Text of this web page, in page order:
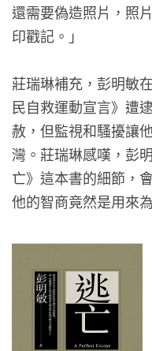
還需要偽造照片，照
印戳記。」
莊瑞琳補充，彭明敏
民自救運動宣言》遭
赦，但監視和騷擾讓
灣。莊瑞琳感嘆，彭
亡》這本書的細節，
他的智商竟然是用來